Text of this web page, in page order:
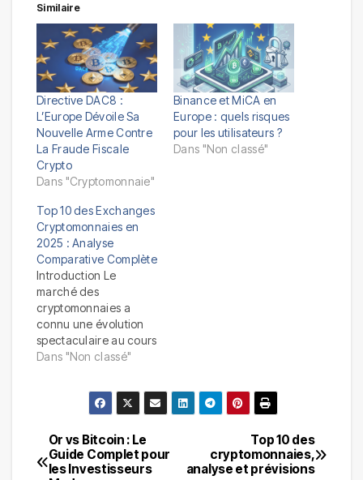
Similaire
Directive DAC8 :
L’Europe Dévoile Sa
Nouvelle Arme Contre
La Fraude Fiscale
Crypto
Dans "Cryptomonnaie"
Binance et MiCA en
Europe : quels risques
pour les utilisateurs ?
Dans "Non classé"
Top 10 des Exchanges
Cryptomonnaies en
2025 : Analyse
Comparative Complète
Introduction Le
marché des
cryptomonnaies a
connu une évolution
spectaculaire au cours
de la dernière
d’un secteur de niche
à une industrie de
dollars. En 2025, le
paysage des
exchanges de
Dans "Non classé"
Navigation
Top 10 des
cryptomonnaies,
analyse et prévisions
Or vs Bitcoin : Le
Guide Complet pour
les Investisseurs